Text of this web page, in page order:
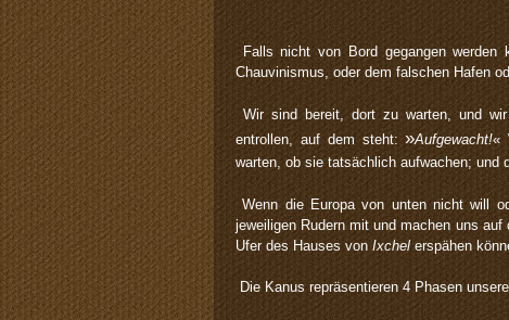
Falls nicht von Bord gegangen werden
Chauvinismus, oder dem falschen Hafen
Wir sind bereit, dort zu warten, und
entrollen, auf dem steht:»Aufgewacht!«
warten, ob sie tatsächlich aufwachen; und
Wenn die Europa von unten nicht will
jeweiligen Rudern mit und machen uns
Ufer des Hauses von Ixchelerspähen
Die Kanus repräsentieren 4 Phasen